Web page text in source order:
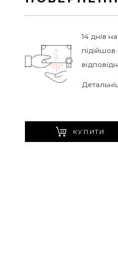
14 днів
підійшов
КУПИТИ